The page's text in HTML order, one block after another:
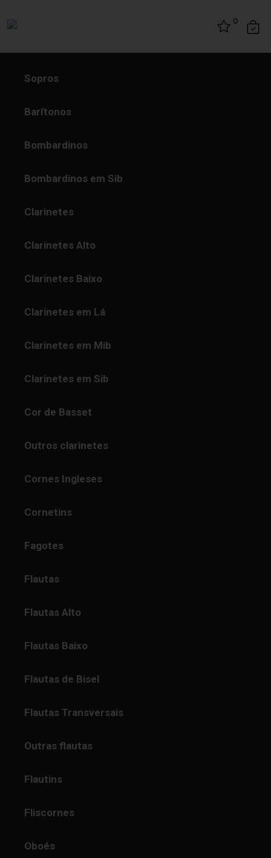
0
Sopros
Barítonos
Bombardinos
Bombardinos em Sib
Clarinetes
Clarinetes Alto
Clarinetes Baixo
Clarinetes em Lá
Clarinetes em Mib
Clarinetes em Sib
Cor de Basset
Outros clarinetes
Cornes Ingleses
Cornetins
Fagotes
Flautas
Flautas Alto
Flautas Baixo
Flautas de Bisel
Flautas Transversais
Outras flautas
Flautins
Fliscornes
Oboés